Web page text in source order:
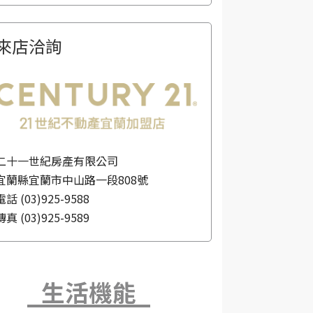
店洽詢
十一世紀房產有限公司
蘭縣宜蘭市中山路一段808號
話(03)925-9588
真(03)925-9589
生活機能